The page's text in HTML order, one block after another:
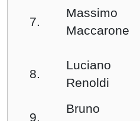
7.
Massimo
Maccarone
8.
Luciano
Renoldi
9.
Bruno